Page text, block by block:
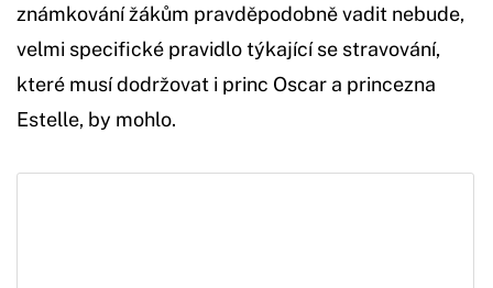
známkování žákům pravděpodobně vadit nebude,
velmi specifické pravidlo týkající se stravování,
které musí dodržovat i princ Oscar a princezna
Estelle, by mohlo.